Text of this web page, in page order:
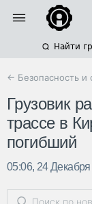
Найти
← Безопасность и
Грузовик
трассе в
погибший
05:06, 24